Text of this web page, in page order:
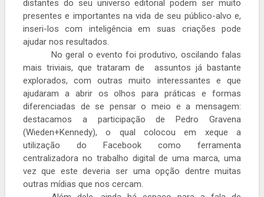
distantes do seu universo editorial podem ser muito
presentes e importantes na vida de seu público-alvo e,
inseri-los com inteligência em suas criações pode
ajudar nos resultados.
No geral o evento foi produtivo, oscilando falas
mais triviais, que trataram de
assuntos já bastante
explorados, com outras muito interessantes e que
ajudaram a abrir os olhos para práticas e formas
diferenciadas de se pensar o meio e a mensagem:
destacamos a participação de Pedro Gravena
(Wieden+Kennedy), o qual colocou em xeque a
utilização do Facebook como ferramenta
centralizadora no trabalho digital de uma marca, uma
vez que este deveria ser uma opção dentre muitas
outras mídias que nos cercam.